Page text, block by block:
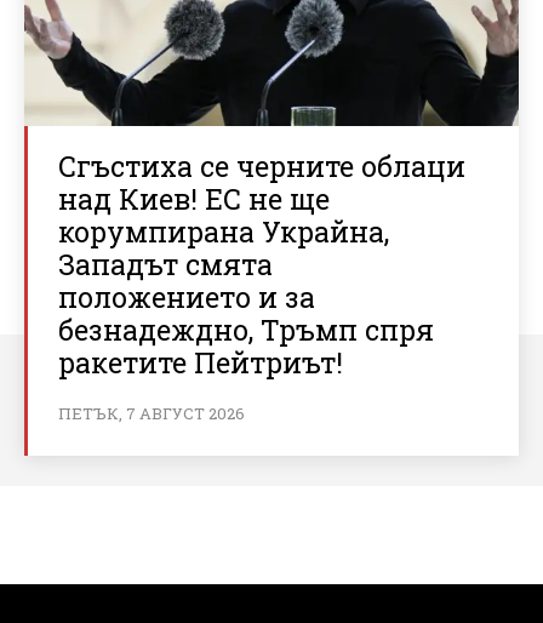
Сгъстиха се черните облаци
над Киев! ЕС не ще
корумпирана Украйна,
Западът смята
положението и за
безнадеждно, Тръмп спря
ракетите Пейтриът!
ПЕТЪК, 7 АВГУСТ 2026